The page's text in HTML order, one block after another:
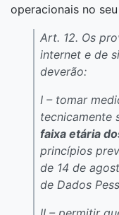
operacionais no
Art. 12. Os
internet e de
deverão:
I – tomar
tecnicamente
faixa etária
princípios
de 14 de
de Dados